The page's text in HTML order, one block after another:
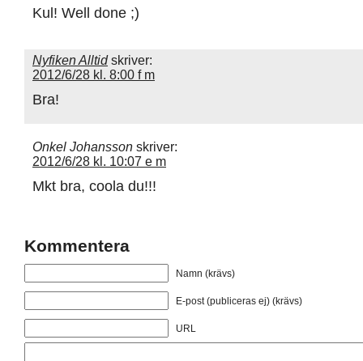
Kul! Well done ;)
Nyfiken Alltid skriver:
2012/6/28 kl. 8:00 f m
Bra!
Onkel Johansson skriver:
2012/6/28 kl. 10:07 e m
Mkt bra, coola du!!!
Kommentera
Namn (krävs)
E-post (publiceras ej) (krävs)
URL